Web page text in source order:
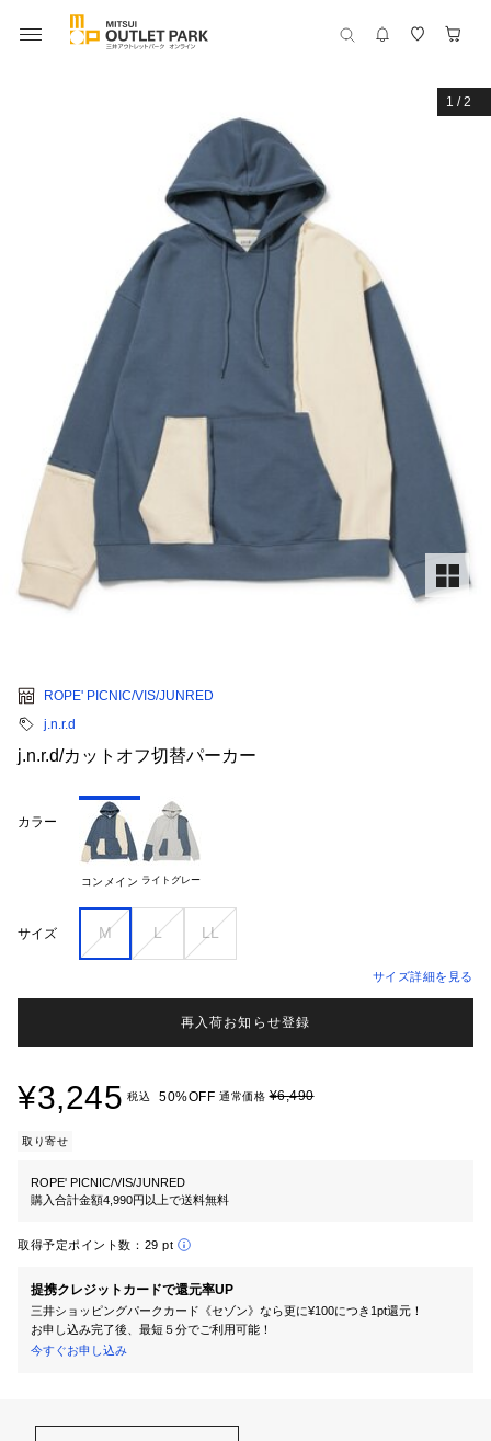
1 /2
ROPE' PICNIC/VIS/JUNRED
j.n.r.d
j.n.r.d/カットオフ切替パーカー
カラー
コンメイン ライトグレー
サイズ M L LL
サイズ詳細を見る
再入荷お知らせ登録
¥3,245 税込 50%OFF 通常価格¥6,490
取り寄せ
ROPE' PICNIC/VIS/JUNRED
購入合計金額4,990円以上で送料無料
取得予定ポイント数： 29 pt
提携クレジットカードで還元率UP
三井ショッピングパークカード《セゾン》なら更に¥100につき1pt還元！
お申し込み完了後、最短５分でご利用可能！
今すぐお申し込み